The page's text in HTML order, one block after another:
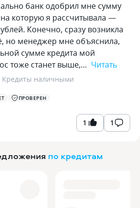
банк одобрил мне сумму
которую я рассчитывала —
Конечно, сразу возникла
но менеджер мне объяснила,
сумме кредита мой
тоже станет выше,… Читать
Кредиты наличными
ПРОВЕРЕН
1 1
по кредитам